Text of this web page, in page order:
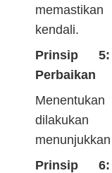
kendali.
Prinsip 5:
Perbaikan
Prinsip 6: